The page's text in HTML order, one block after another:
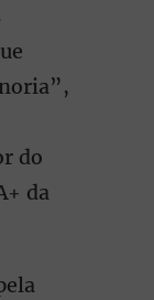
do
da